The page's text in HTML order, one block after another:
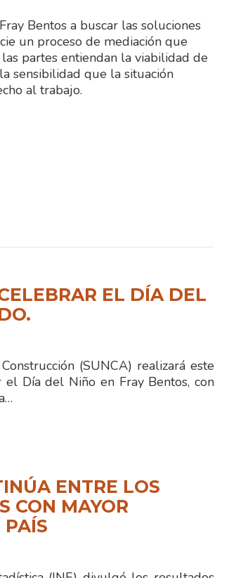
Bentos a buscar las soluciones
un proceso de mediación que
partes entiendan la viabilidad de
sensibilidad que la situación
al trabajo.
EL DÍA DEL
(SUNCA) realizará este
el Día del Niño en Fray Bentos, con
ENTRE LOS
CON MAYOR
PAÍS